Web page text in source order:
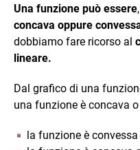
Una funzione può essere
concava oppure
dobbiamo fare ricorso al
lineare.
Dal grafico di una
una funzione è concava
la funzione è